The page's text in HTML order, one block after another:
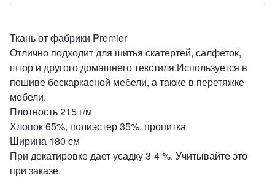
Ткань от фабрики Premier
Отлично подходит для шитья скатертей, салфеток,
штор и другого домашнего текстиля.Используется в
пошиве бескаркасной мебели, а также в перетяжке
мебели.
Плотность 215 г/м
Хлопок 65%, полиэстер 35%, пропитка
Ширина 180 см
При декатировке дает усадку 3-4 %. Учитывайте это
при заказе.